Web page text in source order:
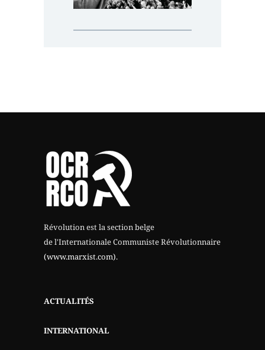
Révolution est la section belge
de l'Internationale Communiste Révolutionnaire
(www.marxist.com).
ACTUALITÉS
INTERNATIONAL